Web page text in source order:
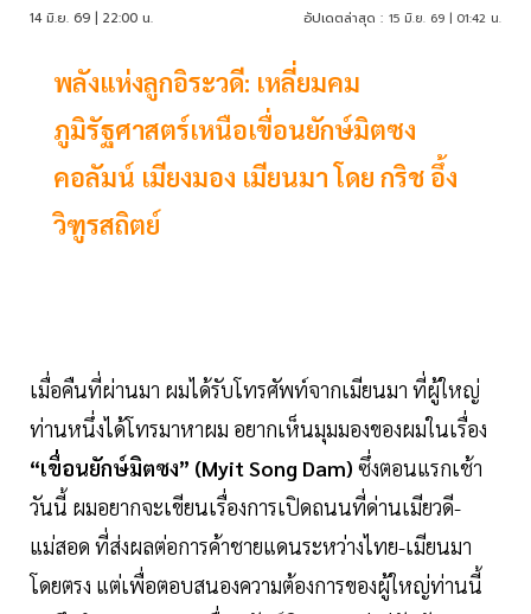
14 มิ.ย. 69 | 22:00 น. อัปเดตล่าสุด : 15 มิ.ย. 69 | 01:42 น.
พลังแห่งลูกอิระวดี: เหลี่ยมคม
ภูมิรัฐศาสตร์เหนือเขื่อนยักษ์มิตซง
คอลัมน์ เมียงมอง เมียนมา โดย กริช อึ้ง
วิฑูรสถิตย์
เมื่อคืนที่ผ่านมา ผมได้รับโทรศัพท์จากเมียนมา ที่ผู้ใหญ่
ท่านหนึ่งได้โทรมาหาผม อยากเห็นมุมมองของผมในเรื่อง
“เขื่อนยักษ์มิตซง” (Myit Song Dam) ซึ่งตอนแรกเช้า
วันนี้ ผมอยากจะเขียนเรื่องการเปิดถนนที่ด่านเมียวดี-
แม่สอด ที่ส่งผลต่อการค้าชายแดนระหว่างไทย-เมียนมา
โดยตรง แต่เพื่อตอบสนองความต้องการของผู้ใหญ่ท่านนี้